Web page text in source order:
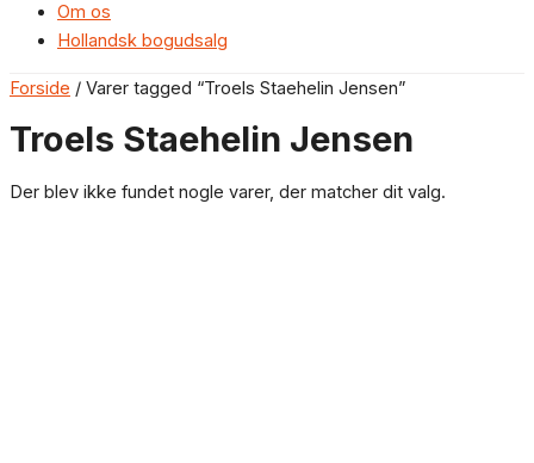
Om os
Hollandsk bogudsalg
Forside / Varer tagged “Troels Staehelin Jensen”
Troels Staehelin Jensen
Der blev ikke fundet nogle varer, der matcher dit valg.